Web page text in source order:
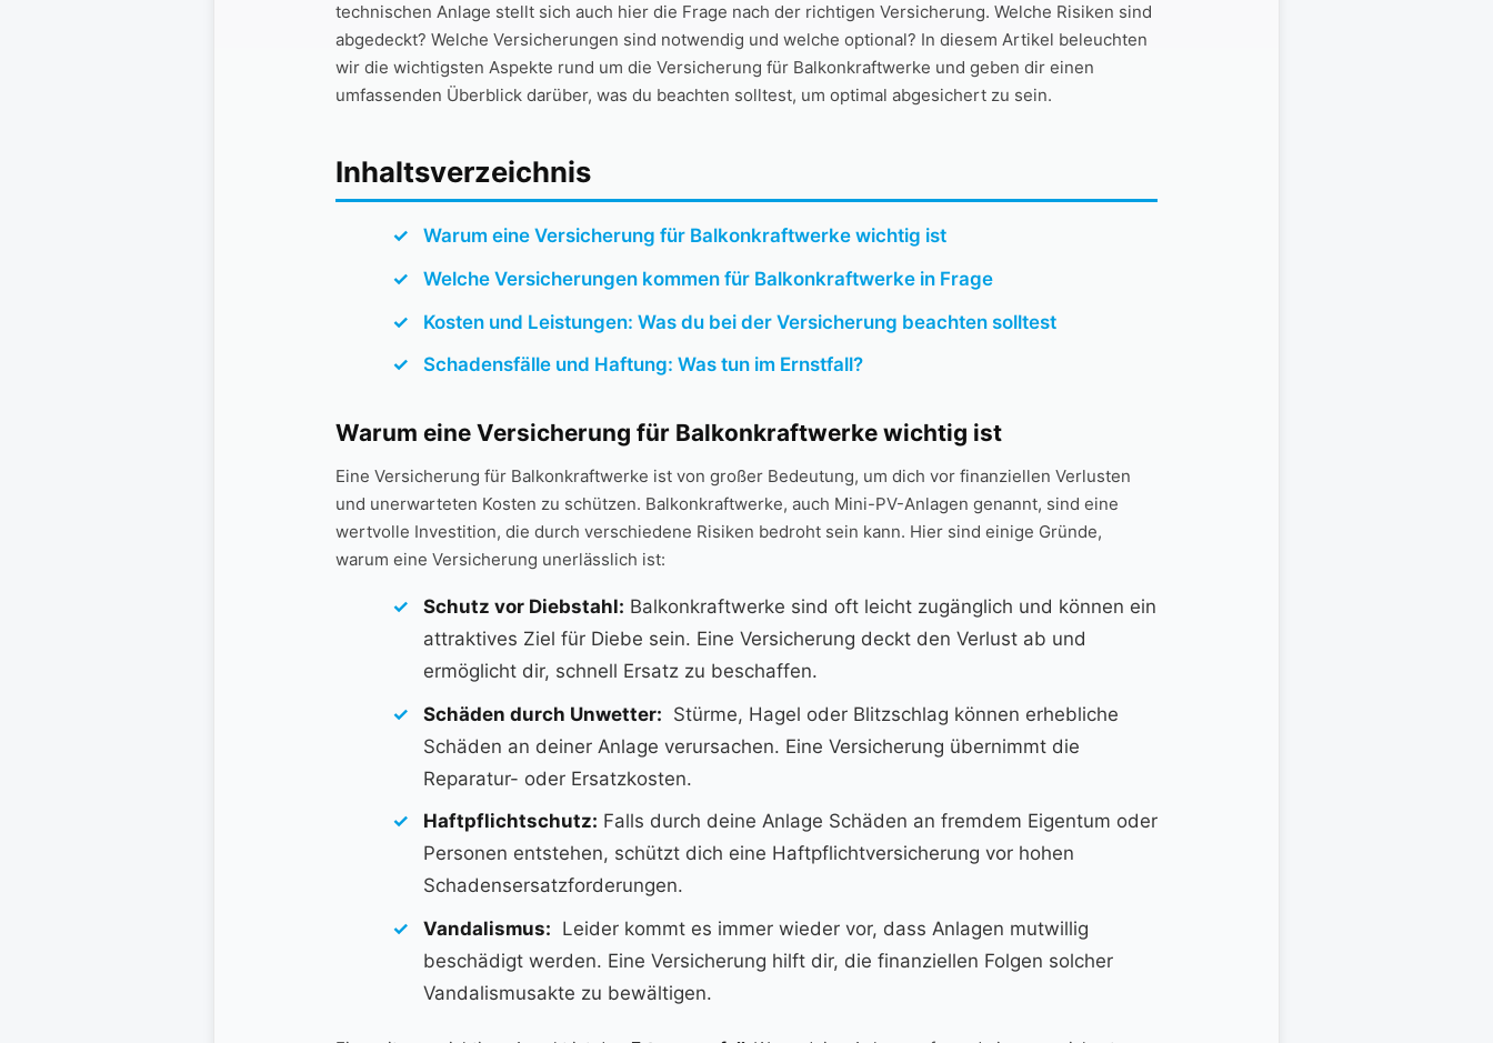
technischen Anlage stellt sich auch⁣ hier die Frage nach der richtigen ⁢Versicherung. Welche Risiken sind
abgedeckt? Welche Versicherungen ‌sind‍ notwendig‌ und welche⁣ optional? In diesem Artikel beleuchten
wir‌ die ‍wichtigsten Aspekte rund um die Versicherung für Balkonkraftwerke und geben dir ⁤einen
⁢umfassenden Überblick‌ darüber, was du beachten solltest, ‍um ‍optimal abgesichert zu sein.
Inhaltsverzeichnis
Warum eine Versicherung für⁤ Balkonkraftwerke wichtig ist
Welche⁢ Versicherungen ‍kommen für⁤ Balkonkraftwerke in Frage
Kosten und ​Leistungen: Was du bei der⁢ Versicherung‍ beachten solltest
Schadensfälle und Haftung: Was tun ⁣im ‍Ernstfall?
Warum eine ⁢Versicherung für Balkonkraftwerke wichtig ist
Eine Versicherung für Balkonkraftwerke ist von großer Bedeutung, um⁣ dich vor finanziellen⁢ Verlusten
und unerwarteten ⁤Kosten ‍zu schützen. Balkonkraftwerke, auch ⁢Mini-PV-Anlagen ​genannt, sind eine
⁢wertvolle Investition, ⁢die durch ⁣verschiedene Risiken ⁤bedroht sein‌ kann. Hier sind einige ‍Gründe,
‍warum⁤ eine ⁢Versicherung unerlässlich ist:
Schutz vor Diebstahl: ⁣Balkonkraftwerke sind ⁣oft ⁤leicht⁣ zugänglich ​und⁣ können ein
attraktives⁣ Ziel für Diebe sein. Eine Versicherung deckt ⁤den Verlust ab und
ermöglicht dir, ⁢schnell Ersatz zu‌ beschaffen.
Schäden ‌durch Unwetter: ⁢ Stürme, Hagel oder Blitzschlag können erhebliche
Schäden an⁤ deiner Anlage verursachen.⁤ Eine Versicherung übernimmt die
Reparatur- oder Ersatzkosten.
Haftpflichtschutz: Falls⁣ durch ‍deine ‍Anlage Schäden an​ fremdem Eigentum oder
Personen entstehen,⁤ schützt dich eine Haftpflichtversicherung‍ vor hohen
Schadensersatzforderungen.
Vandalismus: ‍ Leider kommt es ⁤immer‍ wieder ‌vor, dass Anlagen mutwillig
beschädigt werden. Eine Versicherung hilft‍ dir,‌ die⁢ finanziellen Folgen ‍solcher
Vandalismusakte zu bewältigen.